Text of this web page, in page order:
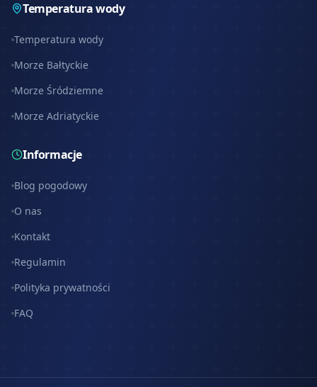
Temperatura wody
Temperatura wody
Morze Bałtyckie
Morze Śródziemne
Morze Adriatyckie
Informacje
Blog pogodowy
O nas
Kontakt
Regulamin
Polityka prywatności
FAQ